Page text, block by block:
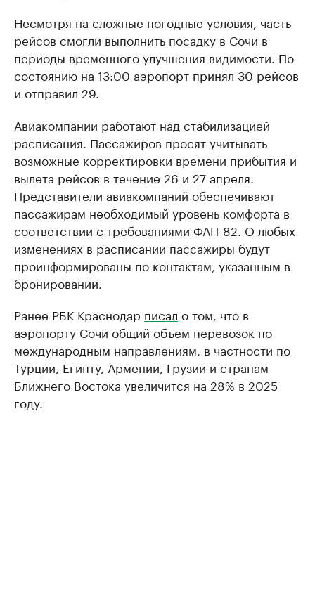
Несмотря на сложные погодные условия, часть
рейсов смогли выполнить посадку в Сочи в
периоды временного улучшения видимости. По
состоянию на 13:00 аэропорт принял 30 рейсов
и отправил 29.
Авиакомпании работают над стабилизацией
расписания. Пассажиров просят учитывать
возможные корректировки времени прибытия и
вылета рейсов в течение 26 и 27 апреля.
Представители авиакомпаний обеспечивают
пассажирам необходимый уровень комфорта в
соответствии с требованиями ФАП-82. О любых
изменениях в расписании пассажиры будут
проинформированы по контактам, указанным в
бронировании.
Ранее РБК Краснодар писал о том, что в
аэропорту Сочи общий объем перевозок по
международным направлениям, в частности по
Турции, Египту, Армении, Грузии и странам
Ближнего Востока увеличится на 28% в 2025
году.